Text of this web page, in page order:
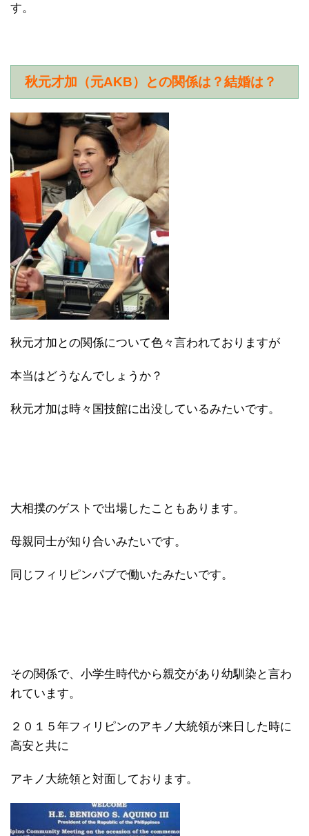
す。
秋元才加（元AKB）との関係は？結婚は？
秋元才加との関係について色々言われておりますが
本当はどうなんでしょうか？
秋元才加は時々国技館に出没しているみたいです。
大相撲のゲストで出場したこともあります。
母親同士が知り合いみたいです。
同じフィリピンパブで働いたみたいです。
その関係で、小学生時代から親交があり幼馴染と言わ
れています。
２０１５年フィリピンのアキノ大統領が来日した時に
高安と共に
アキノ大統領と対面しております。